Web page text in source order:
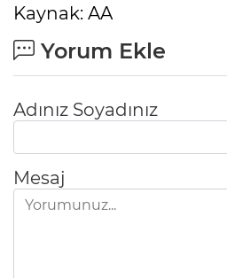
Kaynak: AA
Yorum Ekle
Adınız Soyadınız
Mesaj